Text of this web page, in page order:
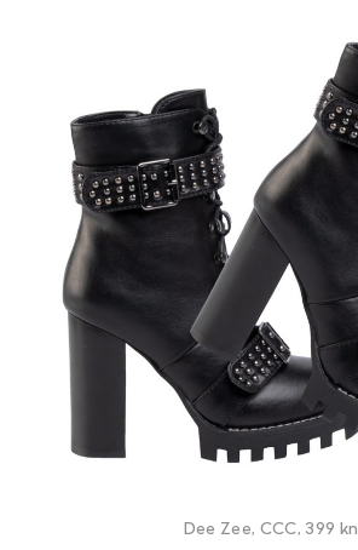
Dee Zee, CCC, 399 kn